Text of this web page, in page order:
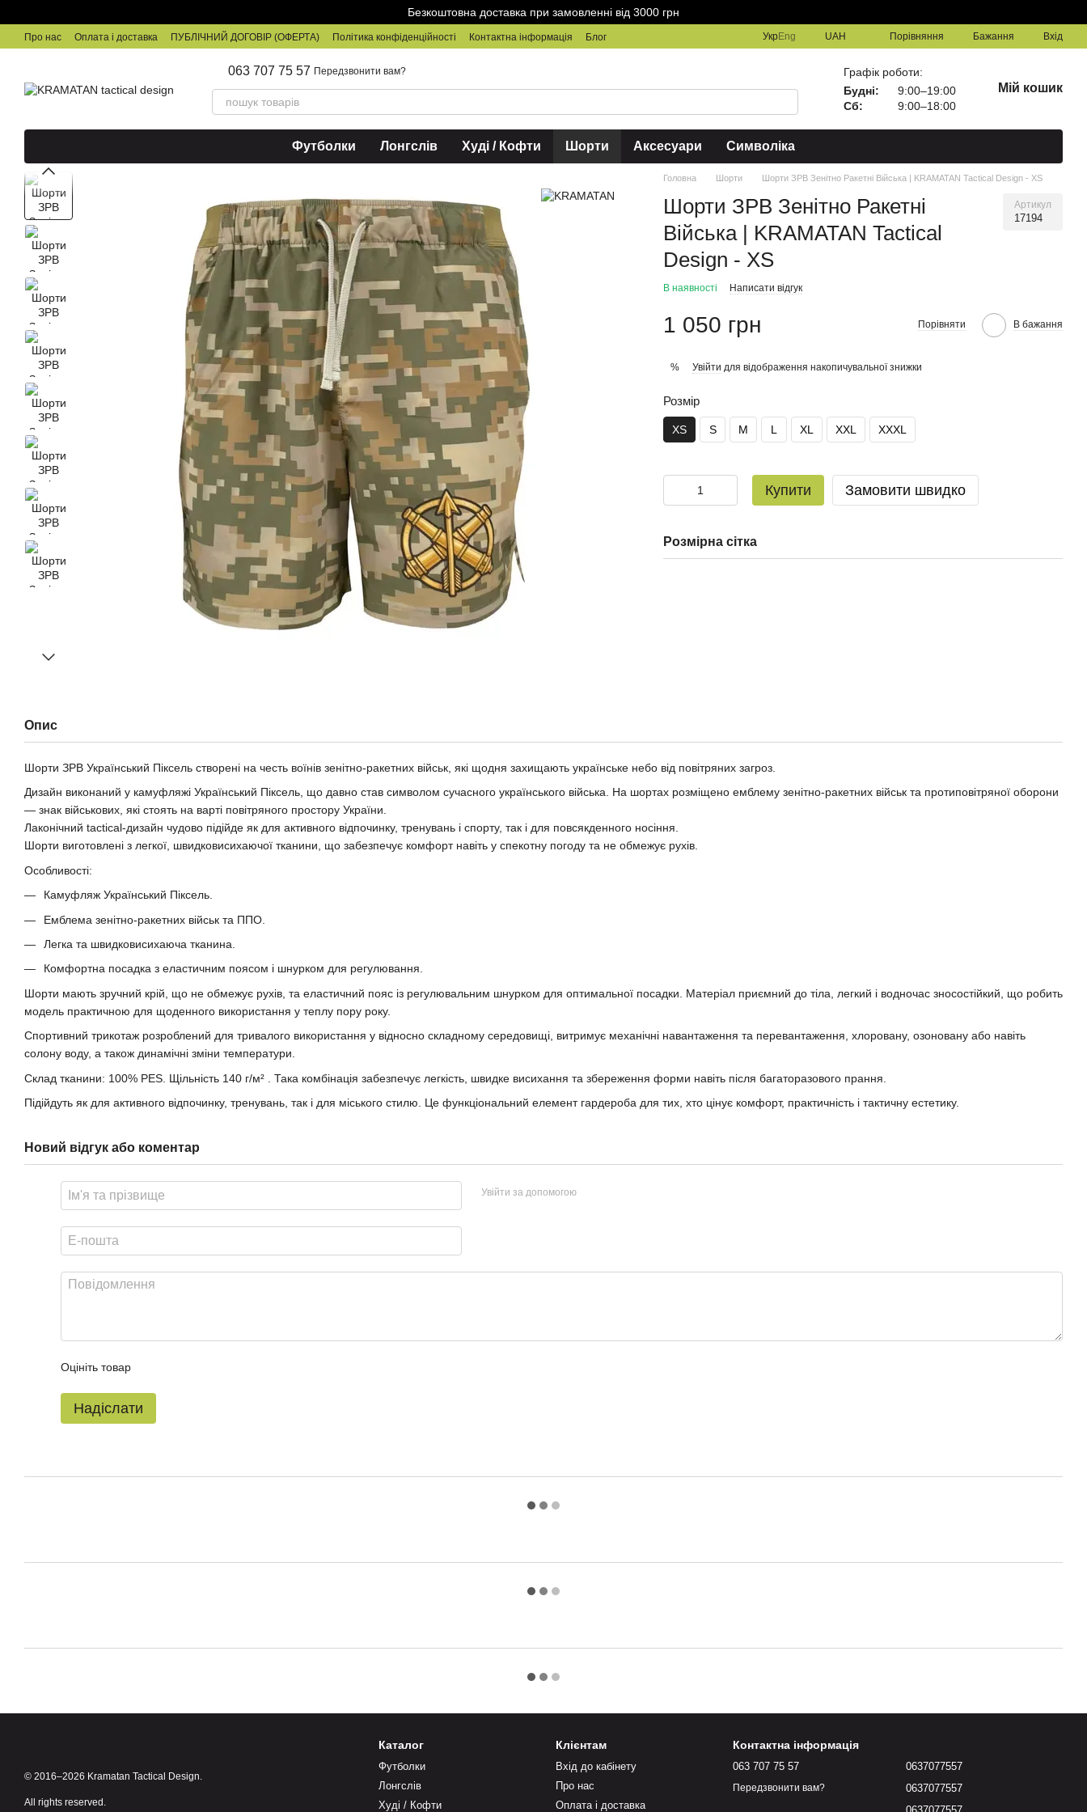
Безкоштовна доставка при замовленні від 3000 грн
Про нас Оплата і доставка ПУБЛІЧНИЙ ДОГОВІР (ОФЕРТА) Політика конфіденційності Контактна інформація Блог УкрEng UAH Порівняння Бажання Вхід
063 707 75 57 Передзвонити вам?
Графік роботи:
Будні:
9:00–19:00
Сб:
9:00–18:00
Мій кошик
Футболки Лонгслів Худі / Кофти Шорти Аксесуари Символіка
Головна Шорти Шорти ЗРВ Зенітно Ракетні Війська | KRAMATAN Tactical Design - XS
Шорти ЗРВ Зенітно Ракетні
Війська | KRAMATAN Tactical
Design - XS
Артикул
17194
В наявності Написати відгук
1 050 грн Порівняти В бажання
% Увійти для відображення накопичувальної знижки
Розмір
XS S M L XL XXL XXXL
Купити Замовити швидко
Розмірна сітка
Опис
Шорти ЗРВ Український Піксель створені на честь воїнів зенітно-ракетних військ, які щодня захищають українське небо від повітряних загроз.
Дизайн виконаний у камуфляжі Український Піксель, що давно став символом сучасного українського війська. На шортах розміщено емблему зенітно-ракетних військ та протиповітряної оборони
— знак військових, які стоять на варті повітряного простору України.
Лаконічний tactical-дизайн чудово підійде як для активного відпочинку, тренувань і спорту, так і для повсякденного носіння.
Шорти виготовлені з легкої, швидковисихаючої тканини, що забезпечує комфорт навіть у спекотну погоду та не обмежує рухів.
Особливості:
Камуфляж Український Піксель.
Емблема зенітно-ракетних військ та ППО.
Легка та швидковисихаюча тканина.
Комфортна посадка з еластичним поясом і шнурком для регулювання.
Шорти мають зручний крій, що не обмежує рухів, та еластичний пояс із регулювальним шнурком для оптимальної посадки. Матеріал приємний до тіла, легкий і водночас зносостійкий, що робить
модель практичною для щоденного використання у теплу пору року.
Спортивний трикотаж розроблений для тривалого використання у відносно складному середовищі, витримує механічні навантаження та перевантаження, хлоровану, озоновану або навіть
солону воду, а також динамічні зміни температури.
Склад тканини: 100% PES. Щільність 140 г/м² . Така комбінація забезпечує легкість, швидке висихання та збереження форми навіть після багаторазового прання.
Підійдуть як для активного відпочинку, тренувань, так і для міського стилю. Це функціональний елемент гардероба для тих, хто цінує комфорт, практичність і тактичну естетику.
Новий відгук або коментар
Увійти за допомогою
Оцініть товар
Надіслати
© 2016–2026 Kramatan Tactical Design.
All rights reserved.
Каталог
Футболки
Лонгслів
Худі / Кофти
Клієнтам
Вхід до кабінету
Про нас
Оплата і доставка
Контактна інформація
063 707 75 57
Передзвонити вам?
0637077557
0637077557